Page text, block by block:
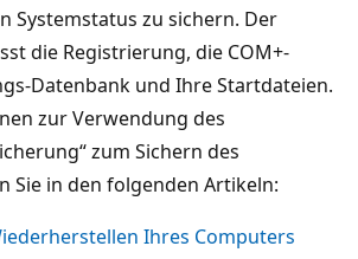
Systemstatus zu sichern. Der
die Registrierung, die COM+-
Datenbank und Ihre Startdateien.
zur Verwendung des
zum Sichern des
Sie in den folgenden Artikeln:
Ihres Computers